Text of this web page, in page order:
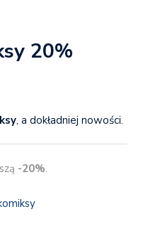
20%
, a dokładniej nowości.
-20%.